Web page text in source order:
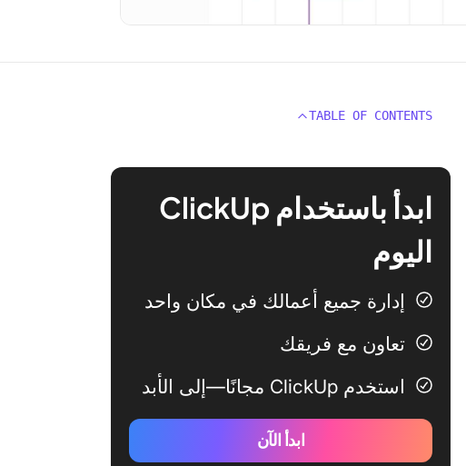
TABLE OF CONTENTS
ابدأ باستخدام ClickUp
اليوم
إدارة جميع أعمالك في مكان واحد
تعاون مع فريقك
استخدم ClickUp مجانًا—إلى الأبد
ابدأ الآن